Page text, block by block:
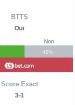
BTTS
Oui
Non
45%
Score Exact
3-1